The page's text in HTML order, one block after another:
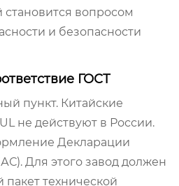
становится вопросом
и безопасности
ГОСТ
пункт. Китайские
не действуют в России.
Декларации
Для этого завод должен
технической